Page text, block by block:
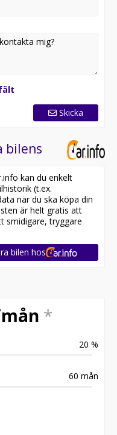
Skicka
bilens
kan du enkelt
(t.ex.
när du ska köpa din
är helt gratis att
smidigare, tryggare
bilen hos
*
20 %
60 mån